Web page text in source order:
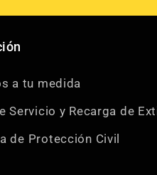
a tu medida
Servicio y Recarga de
de Protección Civil